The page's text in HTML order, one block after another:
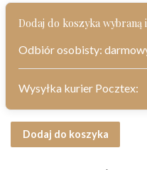
Dodaj do koszyka
Odbiór osobisty:
Wysyłka kurier Pocztex:
Dodaj do koszyka